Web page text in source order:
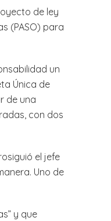
de ley
(PASO) para
un
Única de
de una
con dos
el jefe
Uno de
y que